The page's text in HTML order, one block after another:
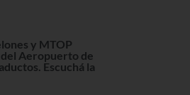
y MTOP
Aeropuerto de
Escuchá la